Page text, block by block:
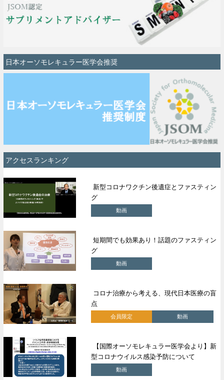
日本オーソモレキュラー医学会推奨
アクセスランキング
新型コロナワクチン後遺症とファスティン
グ
動画
短期間でも効果あり！話題のファスティン
グ
動画
コロナ治療から考える、現代日本医療の盲
点
会員限定 動画
【国際オーソモレキュラー医学会より】新
型コロナウイルス感染予防について
動画